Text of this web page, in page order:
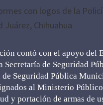
con logos de la
Juárez, Chihuahua
contó con el apoyo del
Secretaría de Seguridad
Seguridad Pública
al Ministerio
y portación de armas de